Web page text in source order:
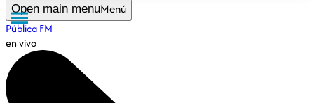
Open main menuMenú
Pública FM
en vivo